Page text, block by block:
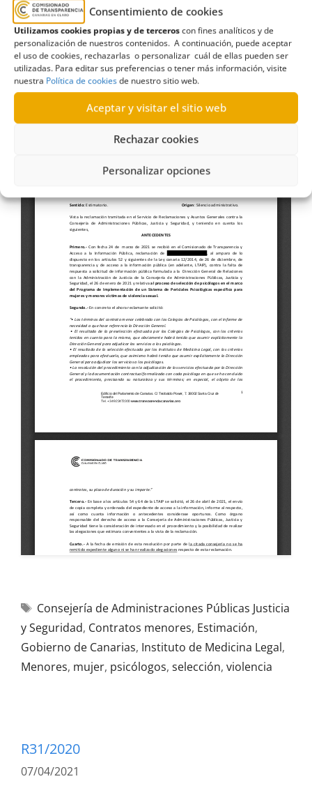
Consentimiento de cookies
Utilizamos cookies propias y de terceroscon fines analíticos y de
personalización de nuestros contenidos. A continuación, puede aceptar
el uso de cookies, rechazarlas o personalizar cuál de ellas pueden ser
utilizadas. Para editar sus preferencias o tener más información, visite
nuestra Política de cookiesde nuestro sitio web.
Aceptar y visitar el sitio web
Rechazar cookies
Personalizar opciones
con mujeres y menores víctimas de
violencia sexual (06-VII-2021)
Consejería de Administraciones Públicas Justicia
y Seguridad, Contratos menores, Estimación,
Gobierno de Canarias, Instituto de Medicina Legal,
Menores, mujer, psicólogos, selección, violencia
R31/2020
07/04/2021